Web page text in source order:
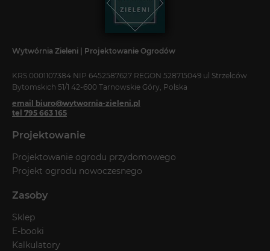
Wytwórnia Zieleni | Projektowanie Ogrodów
KRS 0001107384 NIP 6452587627 REGON 528715049 ul Strzelców
Bytomskich 51/1 42-600 Tarnowskie Góry, Polska
email biuro@wytwornia-zieleni.pl
tel 795 663 165
Projektowanie
Projektowanie ogrodu przydomowego
Projekt ogrodu nowoczesnego
Zasoby
Sklep
E-booki
Kalkulatory